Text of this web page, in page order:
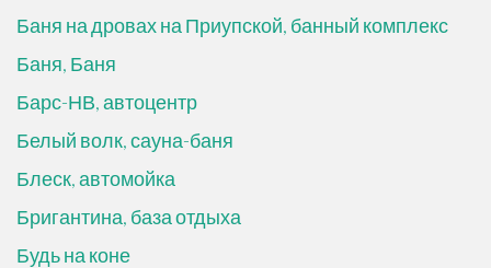
Баня на дровах на Приупской, банный комплекс
Баня, Баня
Барс-НВ, автоцентр
Белый волк, сауна-баня
Блеск, автомойка
Бригантина, база отдыха
Будь на коне